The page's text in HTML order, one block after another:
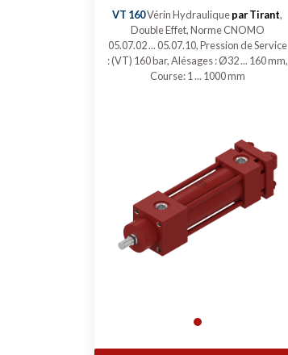
VT 160Vérin Hydrauliquepar Tirant,
Double Effet, Norme CNOMO
05.07.02 ... 05.07.10, Pression de Service
: (VT) 160 bar, Alésages : Ø32 ... 160 mm,
Course: 1 ... 1000 mm